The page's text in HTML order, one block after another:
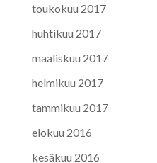
toukokuu 2017
huhtikuu 2017
maaliskuu 2017
helmikuu 2017
tammikuu 2017
elokuu 2016
kesäkuu 2016